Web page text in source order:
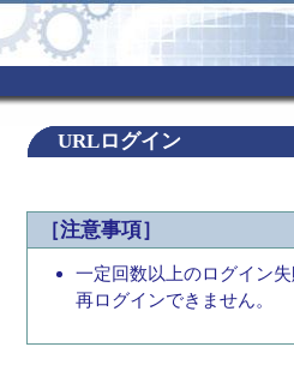
URLログイン
［注意事項］
一定回数以上のログイン
再ログインできません。